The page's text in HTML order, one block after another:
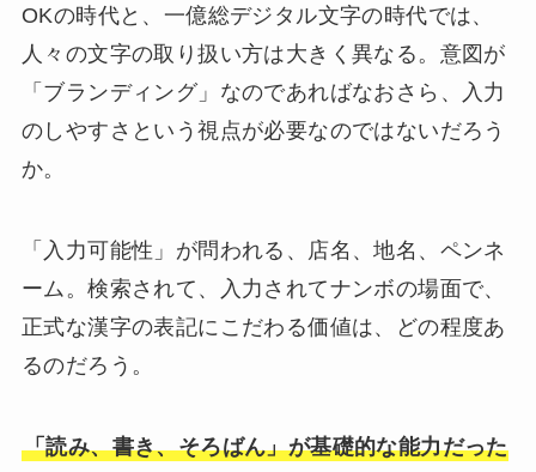
OKの時代と、一億総デジタル文字の時代では、
人々の文字の取り扱い方は大きく異なる。意図が
「ブランディング」なのであればなおさら、入力
のしやすさという視点が必要なのではないだろう
か。
「入力可能性」が問われる、店名、地名、ペンネ
ーム。検索されて、入力されてナンボの場面で、
正式な漢字の表記にこだわる価値は、どの程度あ
るのだろう。
「読み、書き、そろばん」が基礎的な能力だった